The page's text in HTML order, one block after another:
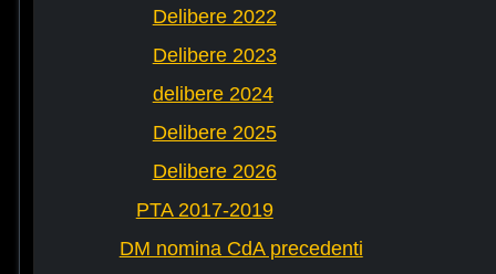
Delibere 2022
Delibere 2023
delibere 2024
Delibere 2025
Delibere 2026
PTA 2017-2019
DM nomina CdA precedenti